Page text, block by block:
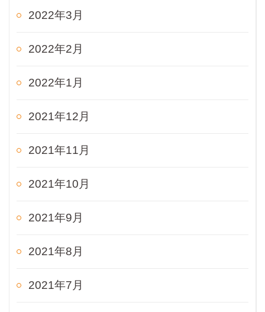
2022年3月
2022年2月
2022年1月
2021年12月
2021年11月
2021年10月
2021年9月
2021年8月
2021年7月